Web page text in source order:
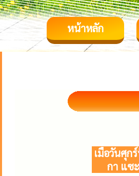
หน้าหลัก
เมื่อวันศุก
กา แซ